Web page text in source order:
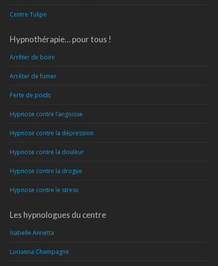
Centre Tulipe
Hypnothérapie… pour tous !
Arrêter de boire
Arrêter de fumer
Perte de poids
Hypnose contre l’angoisse
Hypnose contre la dépression
Hypnose contre la douleur
Hypnose contre la drogue
Hypnose contre le stress
Les hypnologues du centre
Isabelle Annetta
Lucianna Champagne